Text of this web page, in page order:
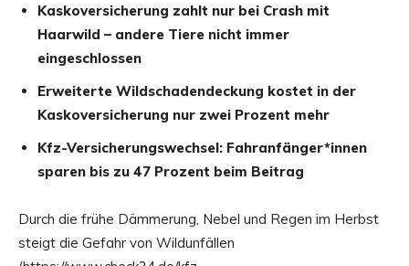
Kaskoversicherung zahlt nur bei Crash mit
Haarwild – andere Tiere nicht immer
eingeschlossen
Erweiterte Wildschadendeckung kostet in der
Kaskoversicherung nur zwei Prozent mehr
Kfz-Versicherungswechsel: Fahranfänger*innen
sparen bis zu 47 Prozent beim Beitrag
Durch die frühe Dämmerung, Nebel und Regen im Herbst
steigt die Gefahr von Wildunfällen